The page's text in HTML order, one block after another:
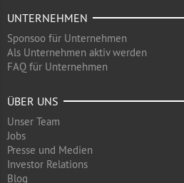
UNTERNEHMEN
Sponsoo für Unternehmen
Als Unternehmen aktiv werden
FAQ für Unternehmen
ÜBER UNS
Unser Team
Jobs
Presse und Medien
Investor Relations
Blog